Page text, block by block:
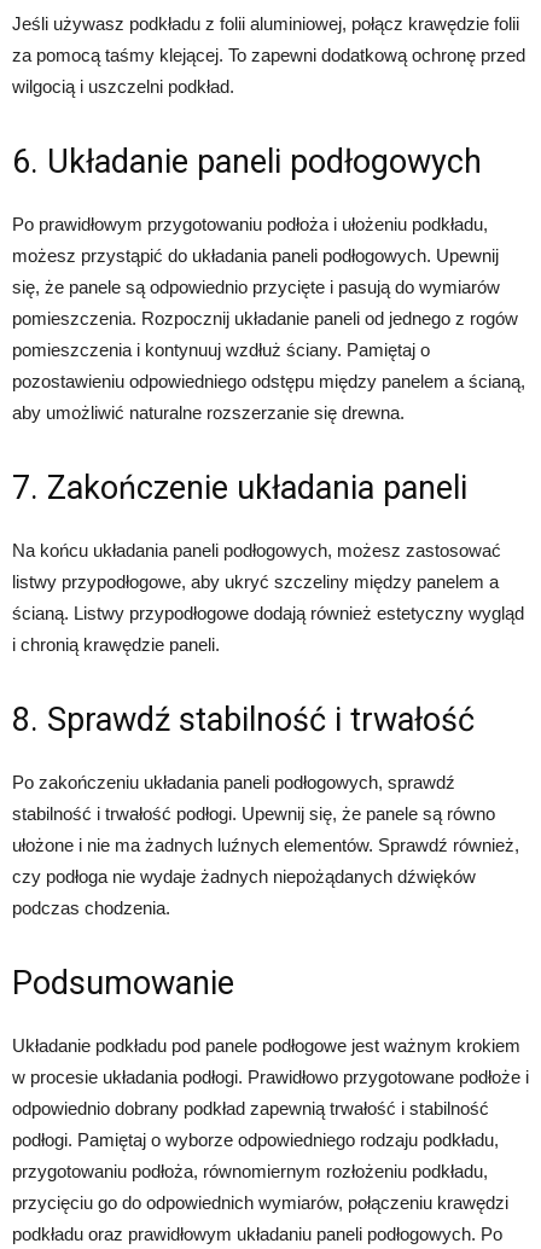
Jeśli używasz podkładu z folii aluminiowej, połącz krawędzie folii
za pomocą taśmy klejącej. To zapewni dodatkową ochronę przed
wilgocią i uszczelni podkład.
6. Układanie paneli podłogowych
Po prawidłowym przygotowaniu podłoża i ułożeniu podkładu,
możesz przystąpić do układania paneli podłogowych. Upewnij
się, że panele są odpowiednio przycięte i pasują do wymiarów
pomieszczenia. Rozpocznij układanie paneli od jednego z rogów
pomieszczenia i kontynuuj wzdłuż ściany. Pamiętaj o
pozostawieniu odpowiedniego odstępu między panelem a ścianą,
aby umożliwić naturalne rozszerzanie się drewna.
7. Zakończenie układania paneli
Na końcu układania paneli podłogowych, możesz zastosować
listwy przypodłogowe, aby ukryć szczeliny między panelem a
ścianą. Listwy przypodłogowe dodają również estetyczny wygląd
i chronią krawędzie paneli.
8. Sprawdź stabilność i trwałość
Po zakończeniu układania paneli podłogowych, sprawdź
stabilność i trwałość podłogi. Upewnij się, że panele są równo
ułożone i nie ma żadnych luźnych elementów. Sprawdź również,
czy podłoga nie wydaje żadnych niepożądanych dźwięków
podczas chodzenia.
Podsumowanie
Układanie podkładu pod panele podłogowe jest ważnym krokiem
w procesie układania podłogi. Prawidłowo przygotowane podłoże i
odpowiednio dobrany podkład zapewnią trwałość i stabilność
podłogi. Pamiętaj o wyborze odpowiedniego rodzaju podkładu,
przygotowaniu podłoża, równomiernym rozłożeniu podkładu,
przycięciu go do odpowiednich wymiarów, połączeniu krawędzi
podkładu oraz prawidłowym układaniu paneli podłogowych. Po